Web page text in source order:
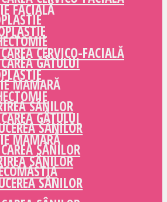
GÂTULUI
MAMARĂ
SÂNILOR
SÂNILOR
SÂNILOR
FACIALĂ
CERVICO-FACIALĂ
GÂTULUI
MAMARĂ
SÂNILOR
SÂNILOR